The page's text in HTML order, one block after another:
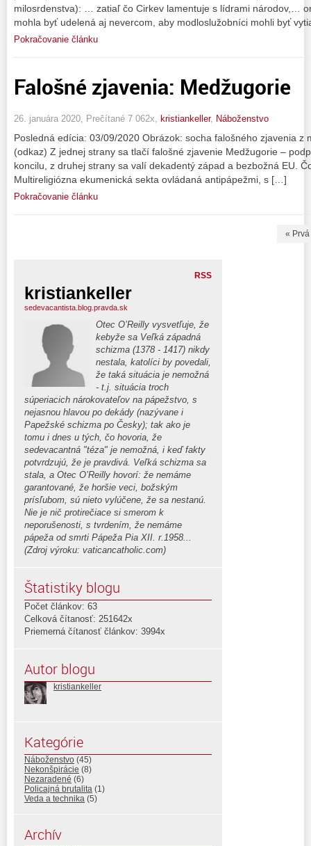
milosrdenstva): … zatiaľ čo Cirkev lamentuje s lídrami národov,…
mohla byť udelená aj nevercom, aby modloslužobníci mohli byť
Pokračovanie článku
Falošné zjavenia: Medžugorie
26. januára 2020, Prečítané 7 062x, kristiankeller, Náboženstvo
Posledná edícia: 03/09/2020 Obrázok: socha falošného zjavenia z
(odkaz) Z jednej strany sa tlačí falošné zjavenie Medžugorie –
koncilu, z druhej strany sa valí dekadentý západ a bezbožná EU.
Multireligiózna ekumenická sekta ovládaná antipápežmi, s […]
Pokračovanie článku
« Prvá
RSS
kristiankeller
sedevacantista.blog.pravda.sk
Otec O’Reilly vysvetľuje, že
kebyže sa Veľká západná
schizma (1378 - 1417) nikdy
nestala, katolíci by povedali,
že taká situácia je nemožná
- t.j. situácia troch
súperiacich nárokovateľov na pápežstvo, s
nejasnou hlavou po dekády (nazývane i
Papežské schizma po Česky); tak ako je
tomu i dnes u tých, čo hovoria, že
sedevacantná "téza" je nemožná, i keď fakty
potvrdzujú, že je pravdivá. Veľká schizma sa
stala, a Otec O’Reilly hovorí: že nemáme
garantované, že horšie veci, božským
prísľubom, sú nieto vylúčene, že sa nestanú.
Nie je nič protirečiace si smerom k
neporušenosti, s tvrdením, že nemáme
pápeža od smrti Pápeža Pia XII. r.1958...
(Zdroj výroku: vaticancatholic.com)
Štatistiky blogu
Počet článkov: 63
Celková čítanosť: 251642x
Priemerná čítanosť článkov: 3994x
Autor blogu
kristiankeller
Kategórie
Náboženstvo (45)
Nekonšpirácie (8)
Nezaradené (6)
Policajná brutalita (1)
Veda a technika (5)
Archív